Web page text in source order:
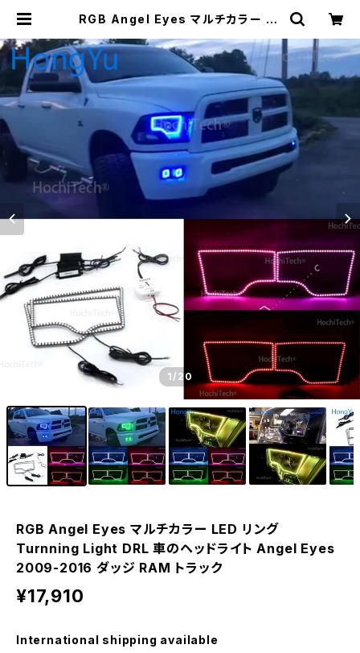
RGB Angel Eyes マルチカラー LE
のヘッドライト Angel Eyes 2009
-2016 ダッジ RAM トラック | 車＆
バイクのアクセサリーやパーツの事な
ら3万点以上揃う「成幸商店」
1 /20
RGB Angel Eyes マルチカラー LED リング
Turnning Light DRL 車のヘッドライト Angel Eyes
2009-2016 ダッジ RAM トラック
¥17,910
International shipping available